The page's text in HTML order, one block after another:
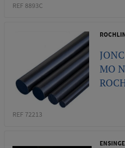
REF 8893C
MO
REF 72213